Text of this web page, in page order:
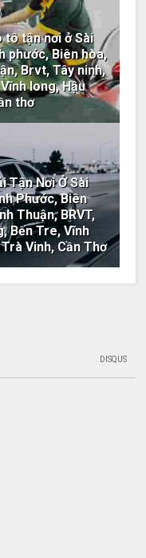
tô tận nơi ở Sài
phước, Biên hòa,
Brvt, Tây ninh,
long, Hậu
thơ
Tận Nơi Ở Sài
Phước, Biên
Thuận, BRVT,
Bến Tre, Vĩnh
Vinh, Cần Thơ
DISQUS